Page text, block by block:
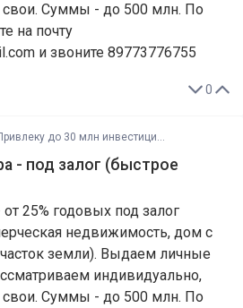
свои. Суммы - до 500 млн. По
на почту
и звоните 89773776755
0
до 30 млн инвестиций в дей
- под залог (быстрое
25% годовых под залог
недвижимость, дом с
земли). Выдаем личные
индивидуально,
свои. Суммы - до 500 млн. По